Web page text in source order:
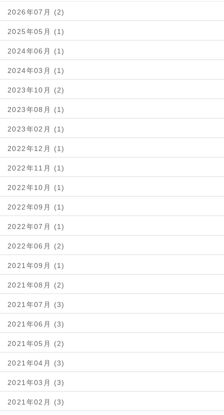
2026年07月 (2)
2025年05月 (1)
2024年06月 (1)
2024年03月 (1)
2023年10月 (2)
2023年08月 (1)
2023年02月 (1)
2022年12月 (1)
2022年11月 (1)
2022年10月 (1)
2022年09月 (1)
2022年07月 (1)
2022年06月 (2)
2021年09月 (1)
2021年08月 (2)
2021年07月 (3)
2021年06月 (3)
2021年05月 (2)
2021年04月 (3)
2021年03月 (3)
2021年02月 (3)